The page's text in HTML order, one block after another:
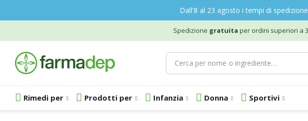
Dall'8 al 23 agosto i tempi di
Spedizione gratuita per ordini superiori a
Rimedi per Prodotti per Infanzia Donna Sportivi